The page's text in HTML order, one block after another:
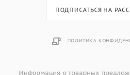
ПОДПИСАТЬСЯ НА
ПОЛИТИКА
Информация о товарных